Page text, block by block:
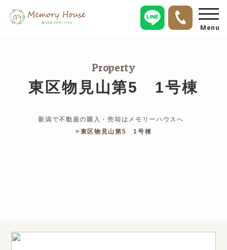
Menu
Property
東区物見山第5 1号棟
新潟で不動産の購入・売却はメモリーハウスへ
東区物見山第5 1号棟